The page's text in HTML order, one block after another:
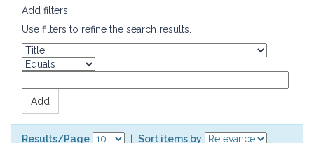
Add filters:
Use filters to refine the search results.
Results/Page
Sort items by